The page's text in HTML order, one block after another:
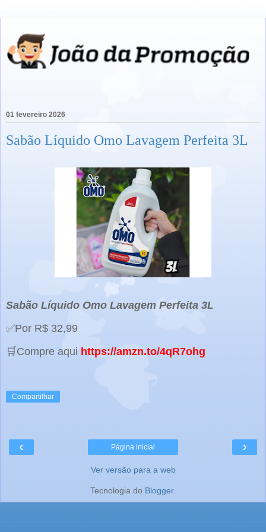
01 fevereiro 2026
Sabão Líquido Omo Lavagem Perfeita 3L
Sabão Líquido Omo Lavagem Perfeita 3L
✅Por R$ 32,99
🛒Compre aqui https://amzn.to/4qR7ohg
Compartilhar
‹ ›
Página inicial
Ver versão para a web
Tecnologia do Blogger.